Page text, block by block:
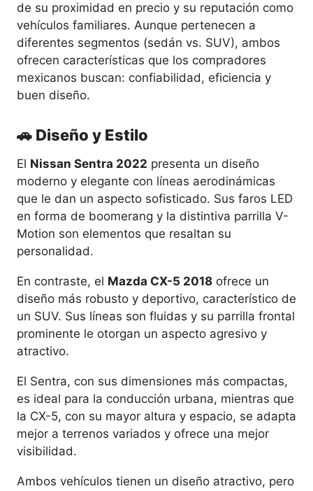
de su proximidad en precio y su reputación como
vehículos familiares. Aunque pertenecen a
diferentes segmentos (sedán vs. SUV), ambos
ofrecen características que los compradores
mexicanos buscan: confiabilidad, eficiencia y
buen diseño.
🚗 Diseño y Estilo
El Nissan Sentra 2022 presenta un diseño
moderno y elegante con líneas aerodinámicas
que le dan un aspecto sofisticado. Sus faros LED
en forma de boomerang y la distintiva parrilla V-
Motion son elementos que resaltan su
personalidad.
En contraste, el Mazda CX-5 2018 ofrece un
diseño más robusto y deportivo, característico de
un SUV. Sus líneas son fluidas y su parrilla frontal
prominente le otorgan un aspecto agresivo y
atractivo.
El Sentra, con sus dimensiones más compactas,
es ideal para la conducción urbana, mientras que
la CX-5, con su mayor altura y espacio, se adapta
mejor a terrenos variados y ofrece una mejor
visibilidad.
Ambos vehículos tienen un diseño atractivo, pero